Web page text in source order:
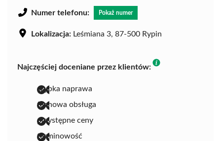
Numer telefonu: Pokaż numer
Lokalizacja: Leśmiana 3, 87-500 Rypin
Najczęściej doceniane przez klientów:
szybka naprawa
fachowa obsługa
przystępne ceny
terminowość